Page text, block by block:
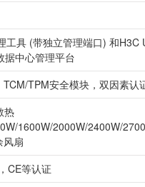
工具 (带独立管理端口) 和
据中心管理平台
TPM安全模块，双因素
热
1600W/2000W/2400W/
风扇
CE等认证